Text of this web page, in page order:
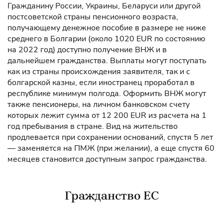
Гражданину России, Украины, Беларуси или другой
постсоветской страны пенсионного возраста,
получающему денежное пособие в размере не ниже
среднего в Болгарии (около 1020 EUR по состоянию
на 2022 год) доступно получение ВНЖ и в
дальнейшем гражданства. Выплаты могут поступать
как из страны происхождения заявителя, так и с
болгарской казны, если иностранец проработал в
республике минимум полгода. Оформить ВНЖ могут
также пенсионеры, на личном банковском счету
которых лежит сумма от 12 200 EUR из расчета на 1
год пребывания в стране. Вид на жительство
продлевается при сохранении оснований, спустя 5 лет
— заменяется на ПМЖ (при желании), а еще спустя 60
месяцев становится доступным запрос гражданства.
Гражданство ЕС